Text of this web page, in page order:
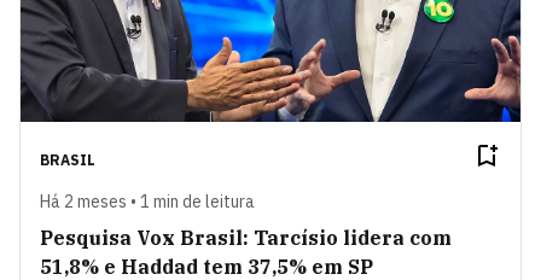
BRASIL
Há 2 meses • 1 min de leitura
Pesquisa Vox Brasil: Tarcísio lidera com
51,8% e Haddad tem 37,5% em SP